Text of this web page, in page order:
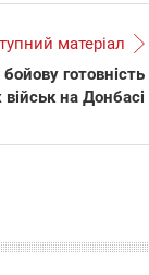
матеріал
готовність
на Донбасі